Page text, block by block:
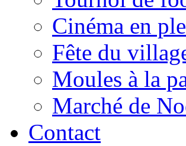
Cinéma en
Fête du
Moules à la
Marché de
Contact